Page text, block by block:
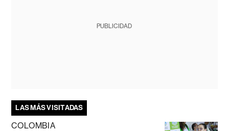
PUBLICIDAD
LAS MÁS VISITADAS
COLOMBIA